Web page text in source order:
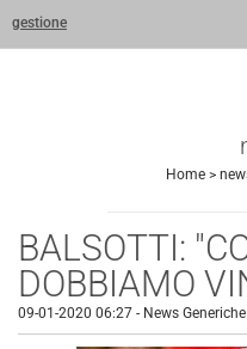
gestione
Home>
BALSOTTI:
DOBBIAMO
09-01-2020 06:27 - News Generiche